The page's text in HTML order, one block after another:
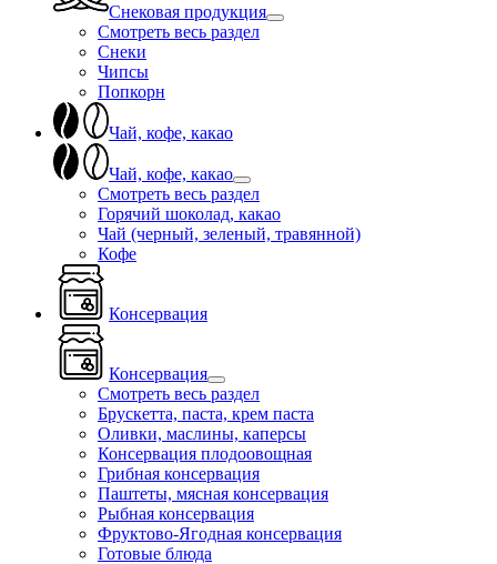
Снековая продукция
Смотреть весь раздел
Снеки
Чипсы
Попкорн
Чай, кофе, какао
Чай, кофе, какао
Смотреть весь раздел
Горячий шоколад, какао
Чай (черный, зеленый, травянной)
Кофе
Консервация
Консервация
Смотреть весь раздел
Брускетта, паста, крем паста
Оливки, маслины, каперсы
Консервация плодоовощная
Грибная консервация
Паштеты, мясная консервация
Рыбная консервация
Фруктово-Ягодная консервация
Готовые блюда